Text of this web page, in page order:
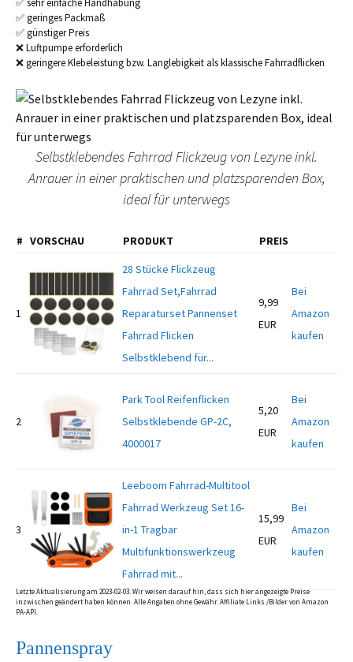
✅ sehr einfache Handhabung
✅ geringes Packmaß
✅ günstiger Preis
❌ Luftpumpe erforderlich
❌ geringere Klebeleistung bzw. Langlebigkeit als klassische Fahrradflicken
Selbstklebendes Fahrrad Flickzeug von Lezyne inkl.
Anrauer in einer praktischen und platzsparenden Box,
ideal für unterwegs
# VORSCHAU PRODUKT PREIS
1
28 Stücke Flickzeug
Fahrrad Set,Fahrrad
Reparaturset Pannenset
Fahrrad Flicken
Selbstklebend für...
9,99
EUR
Bei
Amazon
kaufen
2
Park Tool Reifenflicken
Selbstklebende GP-2C,
4000017
5,20
EUR
Bei
Amazon
kaufen
3
Leeboom Fahrrad-Multitool
Fahrrad Werkzeug Set 16-
in-1 Tragbar
Multifunktionswerkzeug
Fahrrad mit...
15,99
EUR
Bei
Amazon
kaufen
Letzte Aktualisierung am 2023-02-03. Wir weisen darauf hin, dass sich hier angezeigte Preise
inzwischen geändert haben können. Alle Angaben ohne Gewähr. Affiliate Links /Bilder von Amazon
PA-API.
Pannenspray